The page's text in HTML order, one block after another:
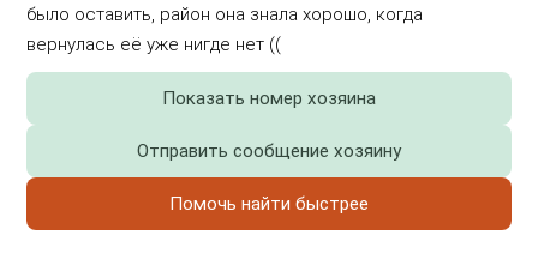
было оставить, район она знала хорошо, когда
вернулась её уже нигде нет ((
Показать номер хозяина
Отправить сообщение хозяину
Помочь найти быстрее